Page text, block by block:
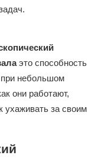
это способность
небольшом
они работают,
ухаживать за своим